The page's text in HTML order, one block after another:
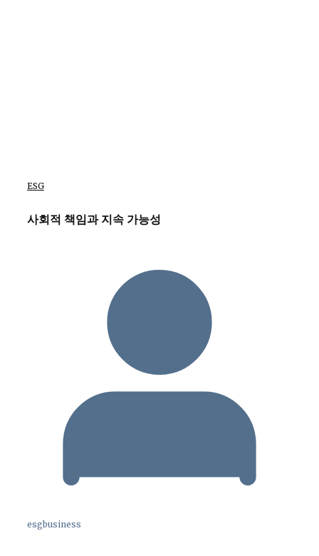
ESG
사회적 책임과 지속 가능성
esgbusiness